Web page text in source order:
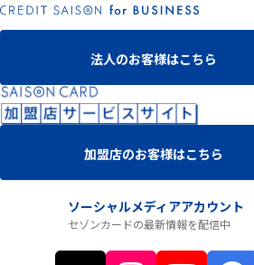
法人のお客様はこちら
加盟店のお客様はこちら
ソーシャルメディアアカウント
セゾンカードの最新情報を配信中